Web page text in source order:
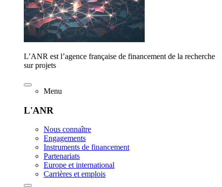
L’ANR est l’agence française de financement de la recherche
sur projets
Menu
L'ANR
Nous connaître
Engagements
Instruments de financement
Partenariats
Europe et international
Carrières et emplois